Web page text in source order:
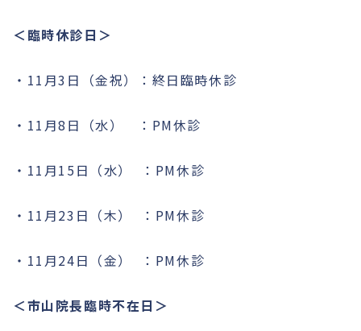
＜臨時休診日＞
・11月3日（金祝）：終日臨時休診
・11月8日（水） ：PM休診
・11月15日（水） ：PM休診
・11月23日（木） ：PM休診
・11月24日（金） ：PM休診
＜市山院長臨時不在日＞